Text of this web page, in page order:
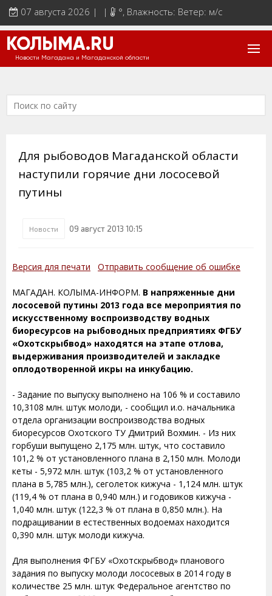
07 августа 2026 | | °, Влажность: Ветер: м/с
КОЛЫМА.RU
Новости Магадана и Магаданской области
Для рыбоводов Магаданской области
наступили горячие дни лососевой
путины
Новости 09 август 2013 10:15
Версия для печати Отправить сообщение об ошибке
МАГАДАН. КОЛЫМА-ИНФОРМ. В напряженные дни
лососевой путины 2013 года все мероприятия по
искусственному воспроизводству водных
биоресурсов на рыбоводных предприятиях ФГБУ
«Охотскрыбвод» находятся на этапе отлова,
выдерживания производителей и закладке
оплодотворенной икры на инкубацию.
- Задание по выпуску выполнено на 106 % и составило
10,3108 млн. штук молоди, - сообщил и.о. начальника
отдела организации воспроизводства водных
биоресурсов Охотского ТУ Дмитрий Вохмин. - Из них
горбуши выпущено 2,175 млн. штук, что составило
101,2 % от установленного плана в 2,150 млн. Молоди
кеты - 5,972 млн. штук (103,2 % от установленного
плана в 5,785 млн.), сеголеток кижуча - 1,124 млн. штук
(119,4 % от плана в 0,940 млн.) и годовиков кижуча -
1,040 млн. штук (122,3 % от плана в 0,850 млн.). На
подращивании в естественных водоемах находится
0,390 млн. штук молоди кижуча.
Для выполнения ФГБУ «Охотскрыбвод» планового
задания по выпуску молоди лососевых в 2014 году в
количестве 25 млн. штук Федеральное агентство по